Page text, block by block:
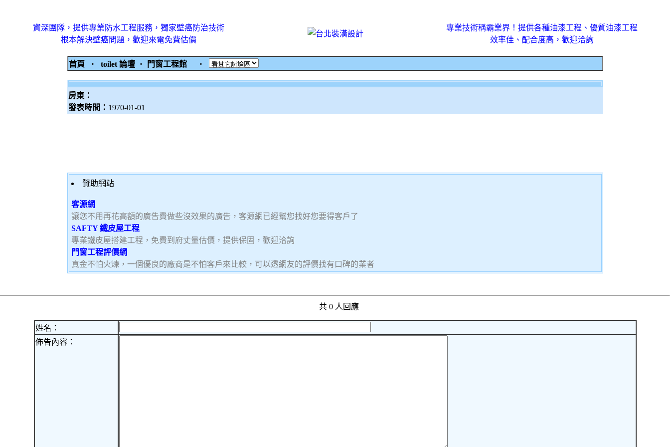
資深團隊，提供專業防水工程服務，獨家壁癌防治技術
根本解決壁癌問題，歡迎來電免費估價
專業技術稱霸業界！提供各種油漆工程、優質油漆工程
效率佳、配合度高，歡迎洽詢
首頁 ‧ toilet 論壇 ‧ 門窗工程館 ‧
房東：
發表時間： 1970-01-01
贊助網站
客源網
讓您不用再花高額的廣告費做些沒效果的廣告，客源網已經幫您找好您要得客戶了
SAFTY 鐵皮屋工程
專業鐵皮屋搭建工程，免費到府丈量估價，提供保固，歡迎洽詢
門窗工程評價網
真金不怕火煉，一個優良的廠商是不怕客戶來比較，可以透網友的評價找有口碑的業者
共 0 人回應
姓名：
佈告內容：